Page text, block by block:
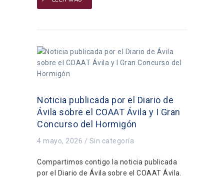
Noticia publicada por el Diario de
Ávila sobre el COAAT Ávila y I Gran
Concurso del Hormigón
4 mayo, 2026 / Sin categoría
Compartimos contigo la noticia publicada
por el Diario de Ávila sobre el COAAT Ávila.